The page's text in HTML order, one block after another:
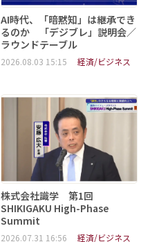
AI時代、「暗黙知」は継承でき
るのか 「デジブレ」説明会／
ラウンドテーブル
2026.08.03 15:15 経済/ビジネス
株式会社識学 第1回
SHIKIGAKU High-Phase
Summit
2026.07.31 16:56 経済/ビジネス